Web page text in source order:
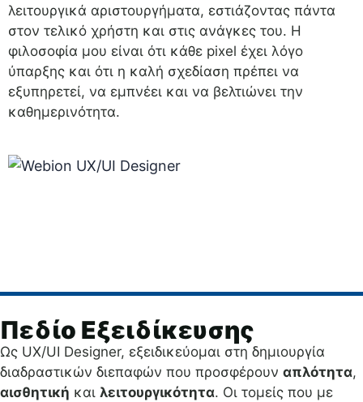
λειτουργικά αριστουργήματα, εστιάζοντας πάντα
στον τελικό χρήστη και στις ανάγκες του. Η
φιλοσοφία μου είναι ότι κάθε pixel έχει λόγο
ύπαρξης και ότι η καλή σχεδίαση πρέπει να
εξυπηρετεί, να εμπνέει και να βελτιώνει την
καθημερινότητα.
Πεδίο Εξειδίκευσης
Ως UX/UI Designer, εξειδικεύομαι στη δημιουργία
διαδραστικών διεπαφών που προσφέρουν απλότητα,
αισθητική και λειτουργικότητα. Οι τομείς που με